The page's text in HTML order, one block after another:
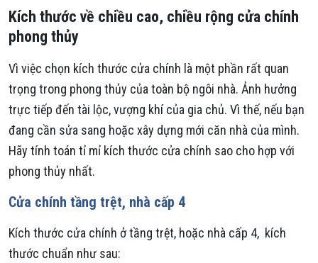
Kích thước về chiều cao, chiều rộng cửa chính
phong thủy
Vì việc chọn kích thước cửa chính là một phần rất quan
trọng trong phong thủy của toàn bộ ngôi nhà. Ảnh hưởng
trực tiếp đến tài lộc, vượng khí của gia chủ. Vì thế, nếu bạn
đang cần sửa sang hoặc xây dựng mới căn nhà của mình.
Hãy tính toán tỉ mỉ kích thước cửa chính sao cho hợp với
phong thủy nhất.
Cửa chính tầng trệt, nhà cấp 4
Kích thước cửa chính ở tầng trệt, hoặc nhà cấp 4, kích
thước chuẩn như sau: